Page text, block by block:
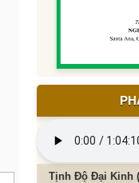
Tịnh Độ Đại Kinh